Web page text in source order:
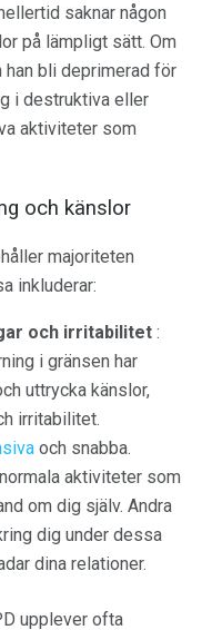
saknar någon
på lämpligt sätt. Om
han bli deprimerad för
i destruktiva eller
aktiviteter som
och känslor
majoriteten
inkluderar:
och irritabilitet :
i gränsen har
uttrycka känslor,
irritabilitet.
och snabba.
aktiviteter som
om dig själv. Andra
dig under dessa
dina relationer.
upplever ofta